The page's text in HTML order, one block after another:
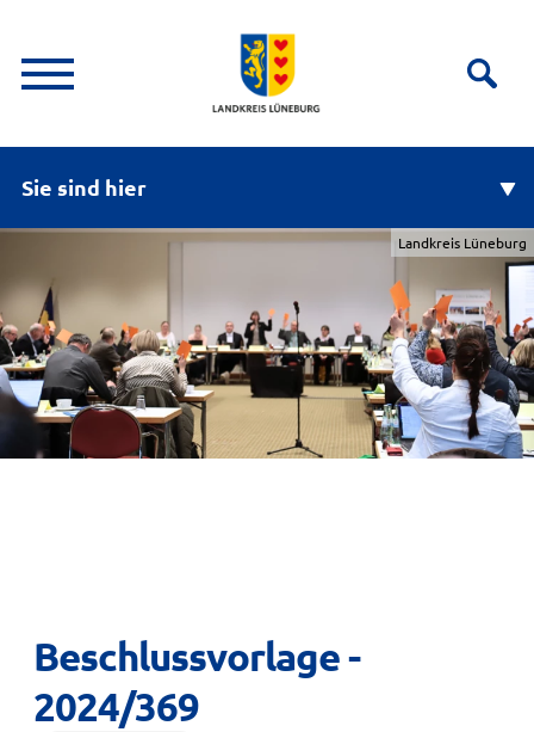
Sie sind hier
Landkreis Lüneburg
Beschlussvorlage -
2024/369